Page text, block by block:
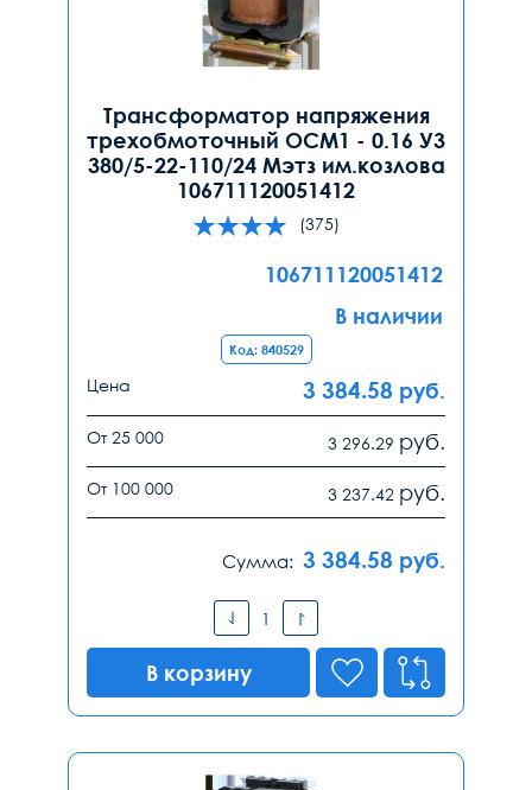
Трансформатор напряжения
трехобмоточный ОСМ1 - 0.16 У3
380/5-22-110/24 Мэтз им.козлова
106711120051412
(375)
106711120051412
В наличии
Код: 840529
Цена 3 384.58 руб.
От 25 000 3 296.29 руб.
От 100 000 3 237.42 руб.
Сумма: 3 384.58 руб.
В корзину